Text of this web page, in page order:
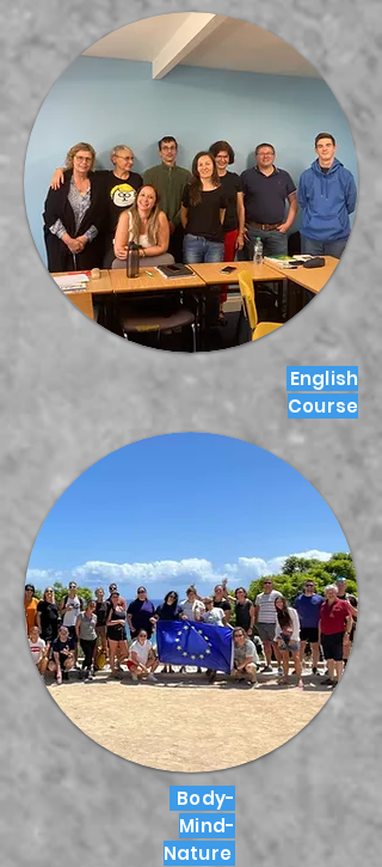
English
Course
Body-
Mind-
Nature